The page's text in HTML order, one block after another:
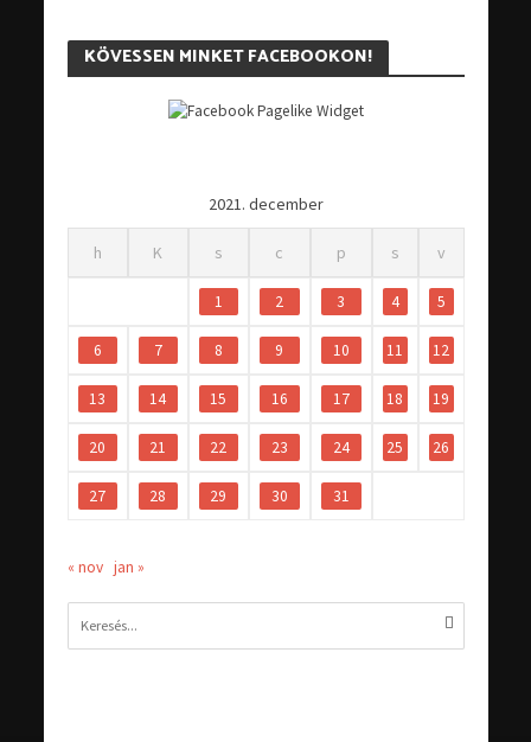
KÖVESSEN MINKET FACEBOOKON!
2021. december
h K s c p s v
1 2 3 4 5
6 7 8 9 10 11 12
13 14 15 16 17 18 19
20 21 22 23 24 25 26
27 28 29 30 31
« nov jan »